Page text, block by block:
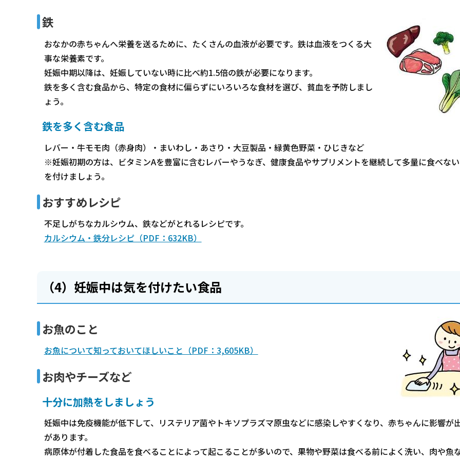
鉄
おなかの赤ちゃんへ栄養を送るために、たくさんの血液が必要です。鉄は血液をつくる大
事な栄養素です。
妊娠中期以降は、妊娠していない時に比べ約1.5倍の鉄が必要になります。
鉄を多く含む食品から、特定の食材に偏らずにいろいろな食材を選び、貧血を予防しまし
ょう。
鉄を多く含む食品
レバー・牛モモ肉（赤身肉）・まいわし・あさり・大豆製品・緑黄色野菜・ひじきなど
※妊娠初期の方は、ビタミンAを豊富に含むレバーやうなぎ、健康食品やサプリメントを継続して多量に食べな
を付けましょう。
おすすめレシピ
不足しがちなカルシウム、鉄などがとれるレシピです。
カルシウム・鉄分レシピ（PDF：632KB）
（4）妊娠中は気を付けたい食品
お魚のこと
お魚について知っておいてほしいこと（PDF：3,605KB）
お肉やチーズなど
十分に加熱をしましょう
妊娠中は免疫機能が低下して、リステリア菌やトキソプラズマ原虫などに感染しやすくなり、赤ちゃんに影響が
があります。
病原体が付着した食品を食べることによって起こることが多いので、果物や野菜は食べる前によく洗い、肉や魚